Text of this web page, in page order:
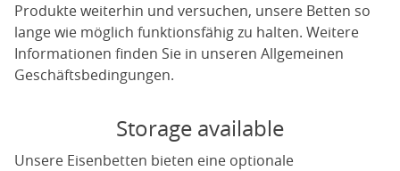
Produkte weiterhin und versuchen, unsere Betten so
lange wie möglich funktionsfähig zu halten. Weitere
Informationen finden Sie in unseren Allgemeinen
Geschäftsbedingungen.
Storage available
Unsere Eisenbetten bieten eine optionale